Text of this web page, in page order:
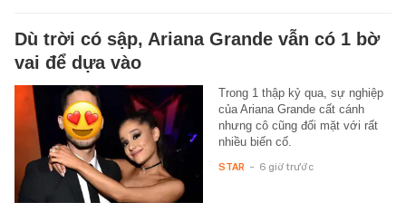
Dù trời có sập, Ariana Grande vẫn có 1 bờ
vai để dựa vào
Trong 1 thập kỷ qua, sự nghiệp
của Ariana Grande cất cánh
nhưng cô cũng đối mặt với rất
nhiều biến cố.
STAR - 6 giờ trước